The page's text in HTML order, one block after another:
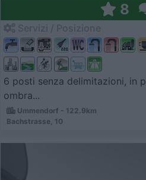
8
6 posti senza delimitazioni, in
ombra...
Ummendorf - 122.9km
Bachstrasse, 10